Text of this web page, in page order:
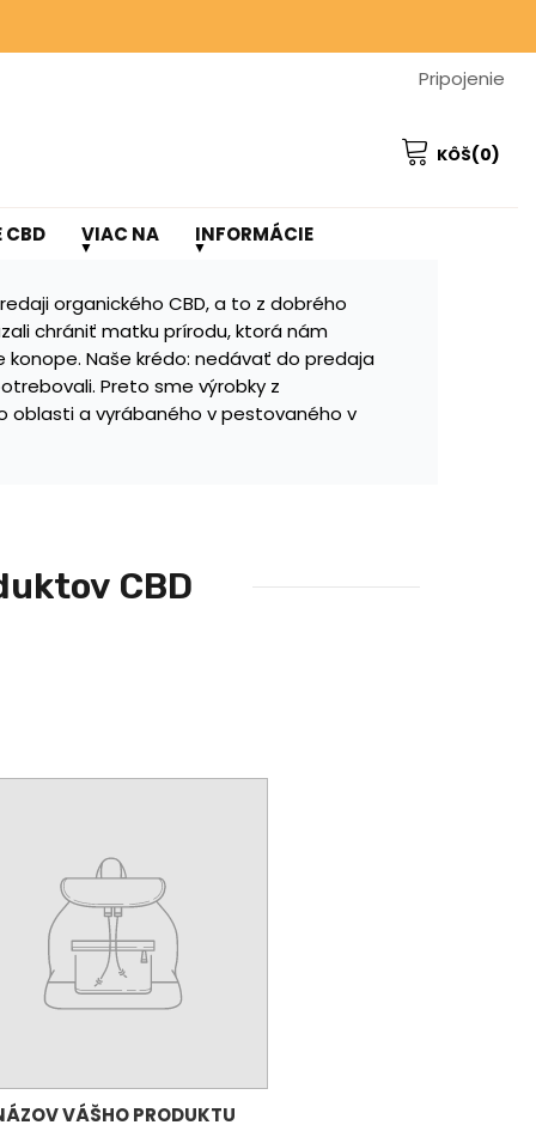
❤️
Pripojenie
KÔŠ(0)
CBD VIAC NA INFORMÁCIE
organického CBD, a to z dobrého
chrániť matku prírodu, ktorá nám
Naše krédo: nedávať do predaja
Preto sme výrobky z
a vyrábaného v pestovaného v
CBD
VÁŠHO PRODUKTU